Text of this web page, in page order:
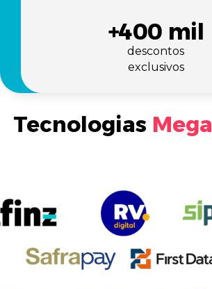
+400 mil
descontos
exclusivos
Tecnologias Mega